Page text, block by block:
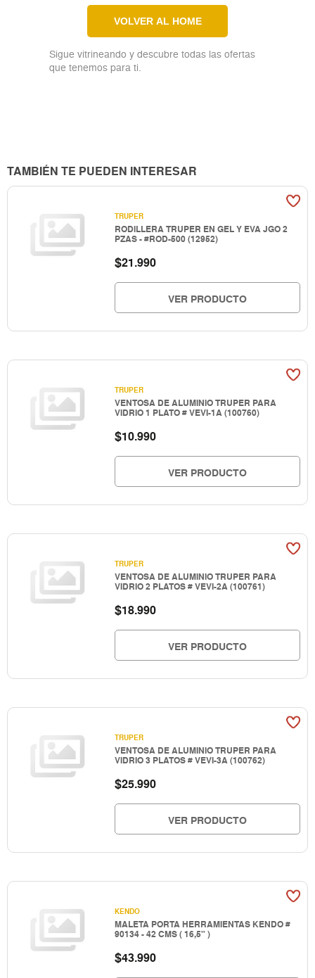
VOLVER AL HOME
Sigue vitrineando y descubre todas las ofertas
que tenemos para ti.
TAMBIÉN TE PUEDEN INTERESAR
TRUPER
RODILLERA TRUPER EN GEL Y EVA JGO 2
PZAS - #ROD-500 (12952)
$21.990
VER PRODUCTO
TRUPER
VENTOSA DE ALUMINIO TRUPER PARA
VIDRIO 1 PLATO # VEVI-1A (100760)
$10.990
VER PRODUCTO
TRUPER
VENTOSA DE ALUMINIO TRUPER PARA
VIDRIO 2 PLATOS # VEVI-2A (100761)
$18.990
VER PRODUCTO
TRUPER
VENTOSA DE ALUMINIO TRUPER PARA
VIDRIO 3 PLATOS # VEVI-3A (100762)
$25.990
VER PRODUCTO
KENDO
MALETA PORTA HERRAMIENTAS KENDO #
90134 - 42 CMS ( 16,5" )
$43.990